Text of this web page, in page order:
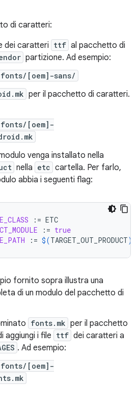
di caratteri:
dei caratteri ttf al pacchetto di
partizione. Ad esempio:
[oem]-sans/
per il pacchetto di caratteri.
[oem]-
venga installato nella
nella etc cartella. Per farlo,
abbia i seguenti flag:
:=
:= true
:= $(TARGET_OUT_PRODUCT)
fornito sopra illustra una
di un modulo del pacchetto di
fonts.mk per il pacchetto
aggiungi i file ttf dei caratteri a
. Ad esempio:
[oem]-